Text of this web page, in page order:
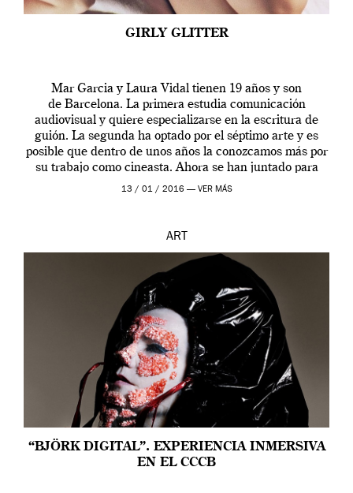
GIRLY GLITTER
Mar Garcia y Laura Vidal tienen 19 años y son
de Barcelona. La primera estudia comunicación
audiovisual y quiere especializarse en la escritura de
guión. La segunda ha optado por el séptimo arte y es
posible que dentro de unos años la conozcamos más por
su trabajo como cineasta. Ahora se han juntado para
contarnos una […]
13 / 01 / 2016 — VER MÁS
ART
“BJÖRK DIGITAL”. EXPERIENCIA INMERSIVA
EN EL CCCB